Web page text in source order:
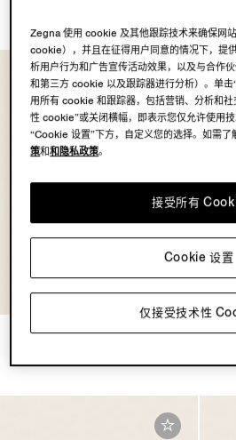
OASI LINO
COLLECTION
象牙色 Oasi Lino 棒球帽 深
Zegna 使用 cookie 及其他跟踪技术来确保网
cookie），并且在征得用户同意的情况下，提
析用户行为和广告宣传活动效果，以及与合作
和第三方 cookie 以及跟踪器进行分析）。单击
用所有 cookie 和跟踪器，包括营销、分析和
性 cookie”或关闭横幅，即表示您仅允许使用
“Cookie 设置”下方，自定义您的选择。如需
策和和隐私政策。
仅接受技术性
接受所有
Cookie 设置